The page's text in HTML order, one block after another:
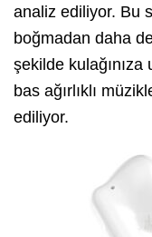
analiz ediliyor. Bu
boğmadan daha
şekilde
bas ağırlıklı
ediliyor.